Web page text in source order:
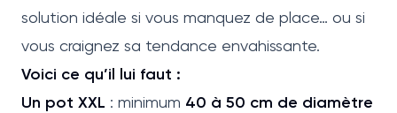
solution idéale si vous manquez de place… ou si
vous craignez sa tendance envahissante.
Voici ce qu’il lui faut :
Un pot XXL : minimum 40 à 50 cm de diamètre